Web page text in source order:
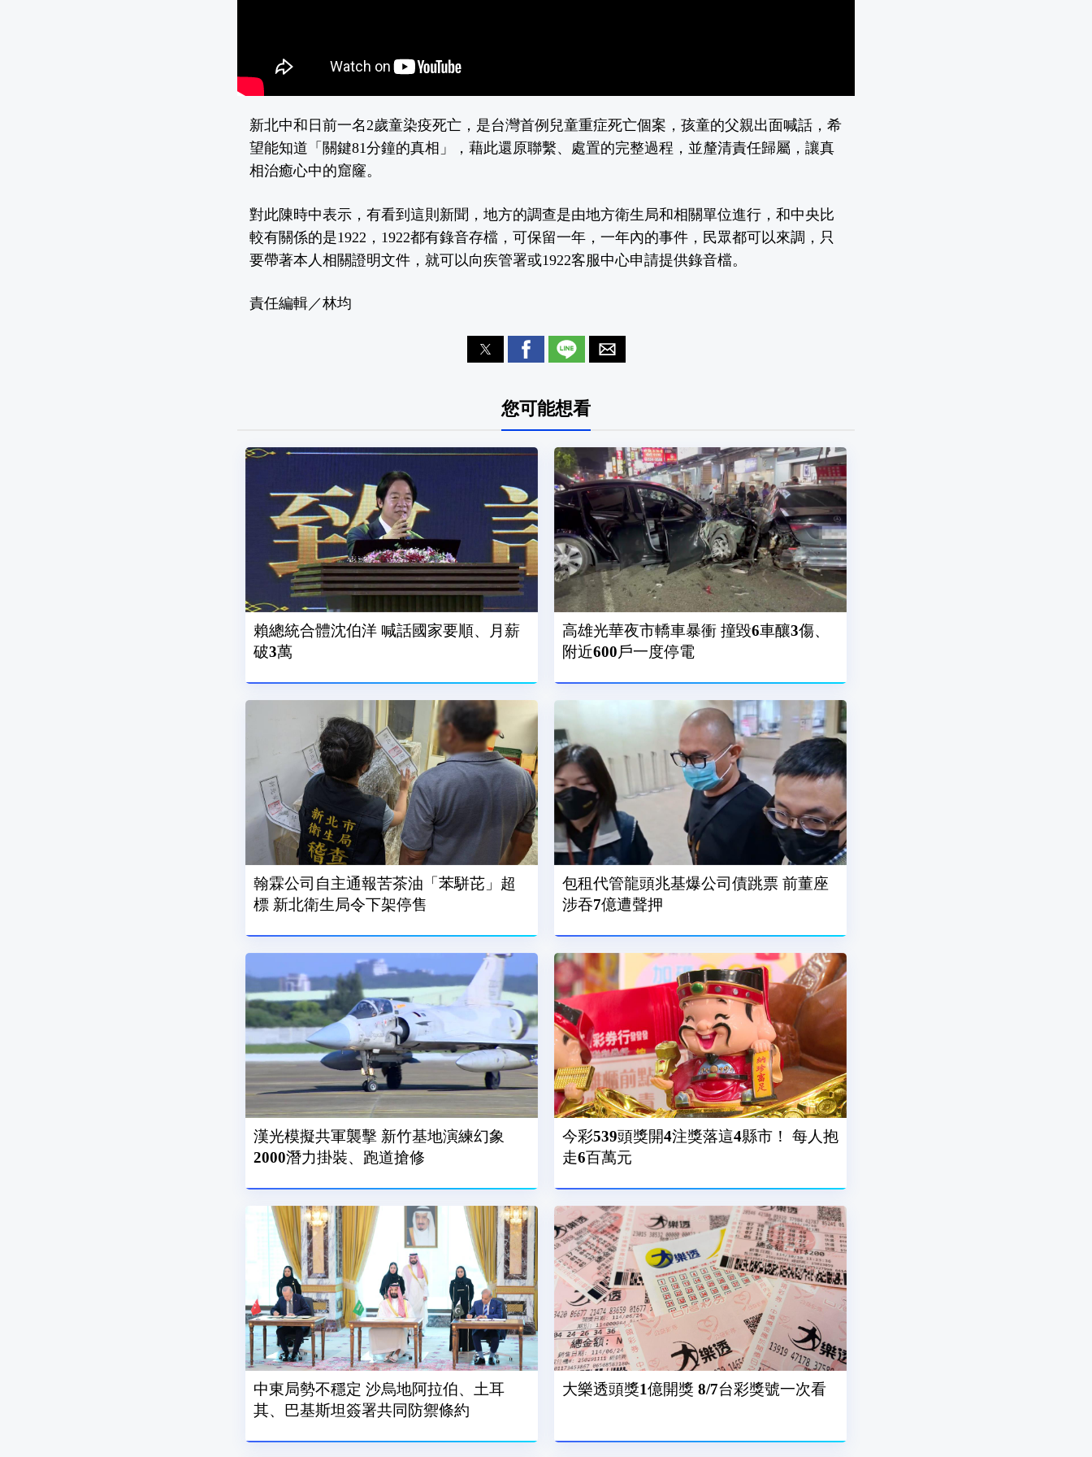
新北中和日前一名2歲童染疫死亡，是台灣首例兒童重症死亡個案，孩童的父親出面喊話，希
望能知道「關鍵81分鐘的真相」，藉此還原聯繫、處置的完整過程，並釐清責任歸屬，讓真
相治癒心中的窟窿。
對此陳時中表示，有看到這則新聞，地方的調查是由地方衛生局和相關單位進行，和中央比
較有關係的是1922，1922都有錄音存檔，可保留一年，一年內的事件，民眾都可以來調，只
要帶著本人相關證明文件，就可以向疾管署或1922客服中心申請提供錄音檔。
責任編輯／林均
您可能想看
賴總統合體沈伯洋 喊話國家要順、月薪
破3萬
高雄光華夜市轎車暴衝 撞毀6車釀3傷、
附近600戶一度停電
翰霖公司自主通報苦茶油「苯駢芘」超
標 新北衛生局令下架停售
包租代管龍頭兆基爆公司債跳票 前董座
涉吞7億遭聲押
漢光模擬共軍襲擊 新竹基地演練幻象
2000潛力掛裝、跑道搶修
今彩539頭獎開4注獎落這4縣市！ 每人抱
走6百萬元
中東局勢不穩定 沙烏地阿拉伯、土耳
其、巴基斯坦簽署共同防禦條約
大樂透頭獎1億開獎 8/7台彩獎號一次看